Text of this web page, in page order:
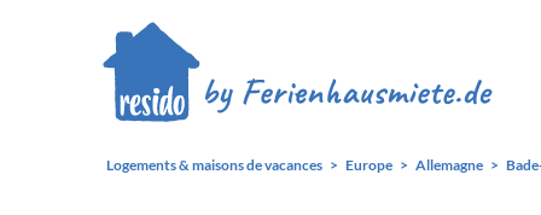
Logements & maisons de vacances Europe Allemagne